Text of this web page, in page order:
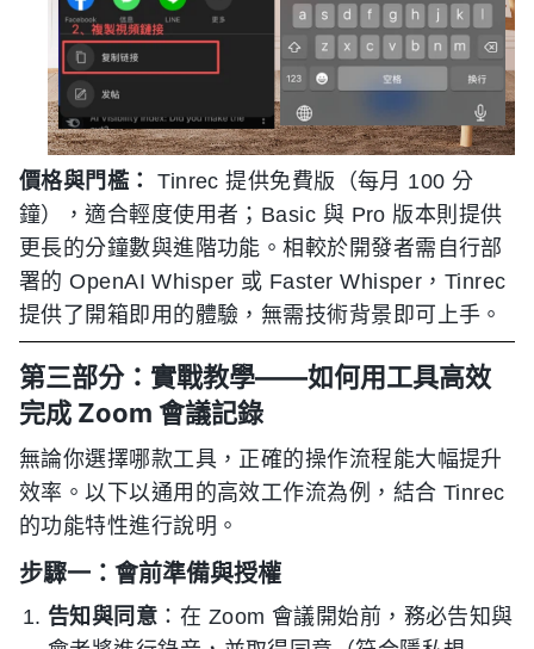
價格與門檻：
Tinrec 提供免費版（每月 100 分
鐘），適合輕度使用者；Basic 與 Pro 版本則提供
更長的分鐘數與進階功能。相較於開發者需自行部
署的 OpenAI Whisper 或 Faster Whisper，Tinrec
提供了開箱即用的體驗，無需技術背景即可上手。
第三部分：實戰教學——如何用工具高效
完成 Zoom 會議記錄
無論你選擇哪款工具，正確的操作流程能大幅提升
效率。以下以通用的高效工作流為例，結合 Tinrec
的功能特性進行說明。
步驟一：會前準備與授權
告知與同意 ：在 Zoom 會議開始前，務必告知與